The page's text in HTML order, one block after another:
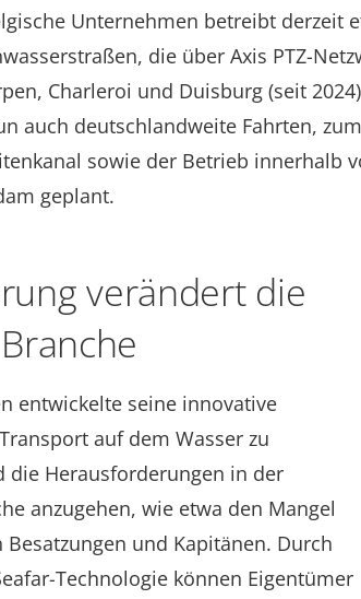
Unternehmen betreibt derzeit
die über Axis PTZ-
Charleroi und Duisburg (seit
auch deutschlandweite Fahrten,
sowie der Betrieb innerhalb
geplant.
verändert die
entwickelte seine innovative
auf dem Wasser zu
die Herausforderungen in der
anzugehen, wie etwa den Mangel
und Kapitänen. Durch
Technologie können Eigentümer